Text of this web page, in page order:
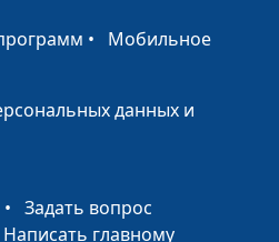
Анжелика Вишня
Анжелика Вишня
• Мобильное
данных и
• Задать вопрос
Написать главному